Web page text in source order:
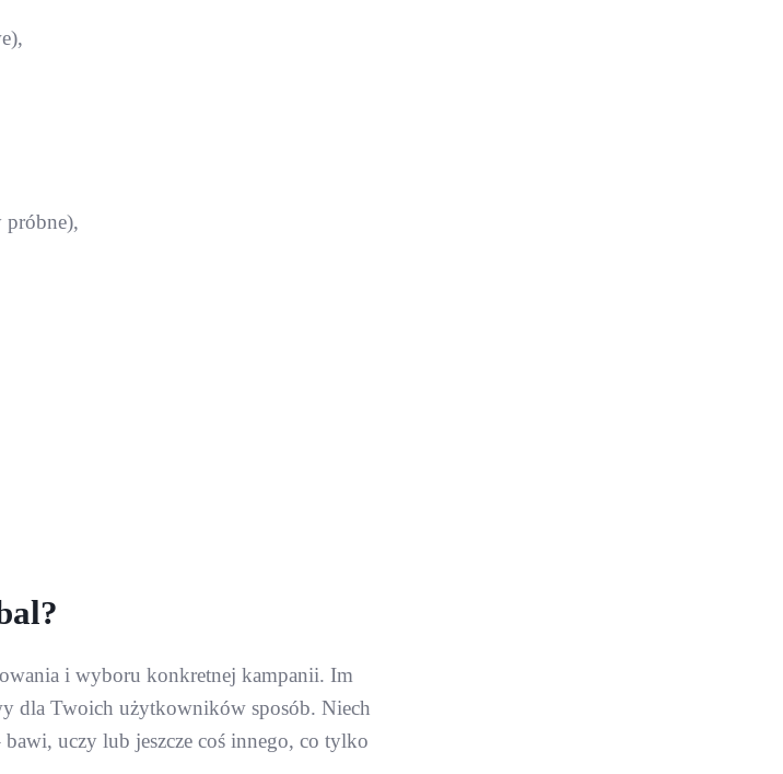
próbne),
i wyboru konkretnej kampanii. Im
dla Twoich użytkowników sposób. Niech
uczy lub jeszcze coś innego, co tylko